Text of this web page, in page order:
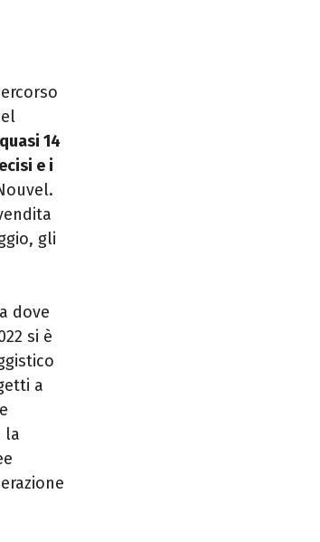
14
e i
gli
dove
si è
a
la